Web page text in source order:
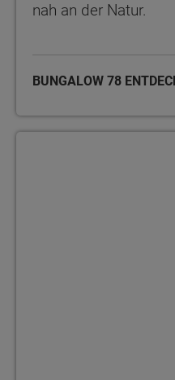
nah an der Natur.
BUNGALOW 78